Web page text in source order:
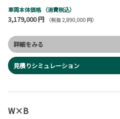
車両本体価格 （消費税込）
3,179,000 円 （税抜 2,890,000 円）
詳細をみる
見積りシミュレーション
W×B